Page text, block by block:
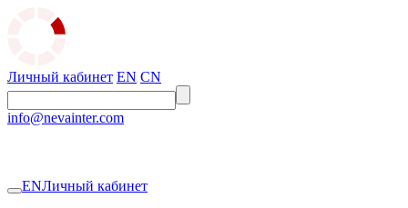
Личный кабинет EN CN
info@nevainter.com
ENЛичный кабинет